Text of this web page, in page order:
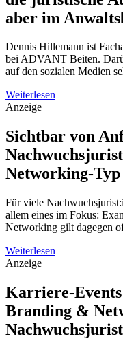
aber im
Dennis Hillemann ist
bei ADVANT Beiten.
auf den sozialen Medien
Weiterlesen
Anzeige
Sichtbar von
Networking-
Für viele
allem eines im Fokus:
Networking gilt dagegen
Weiterlesen
Anzeige
Karriere-Events
Branding &